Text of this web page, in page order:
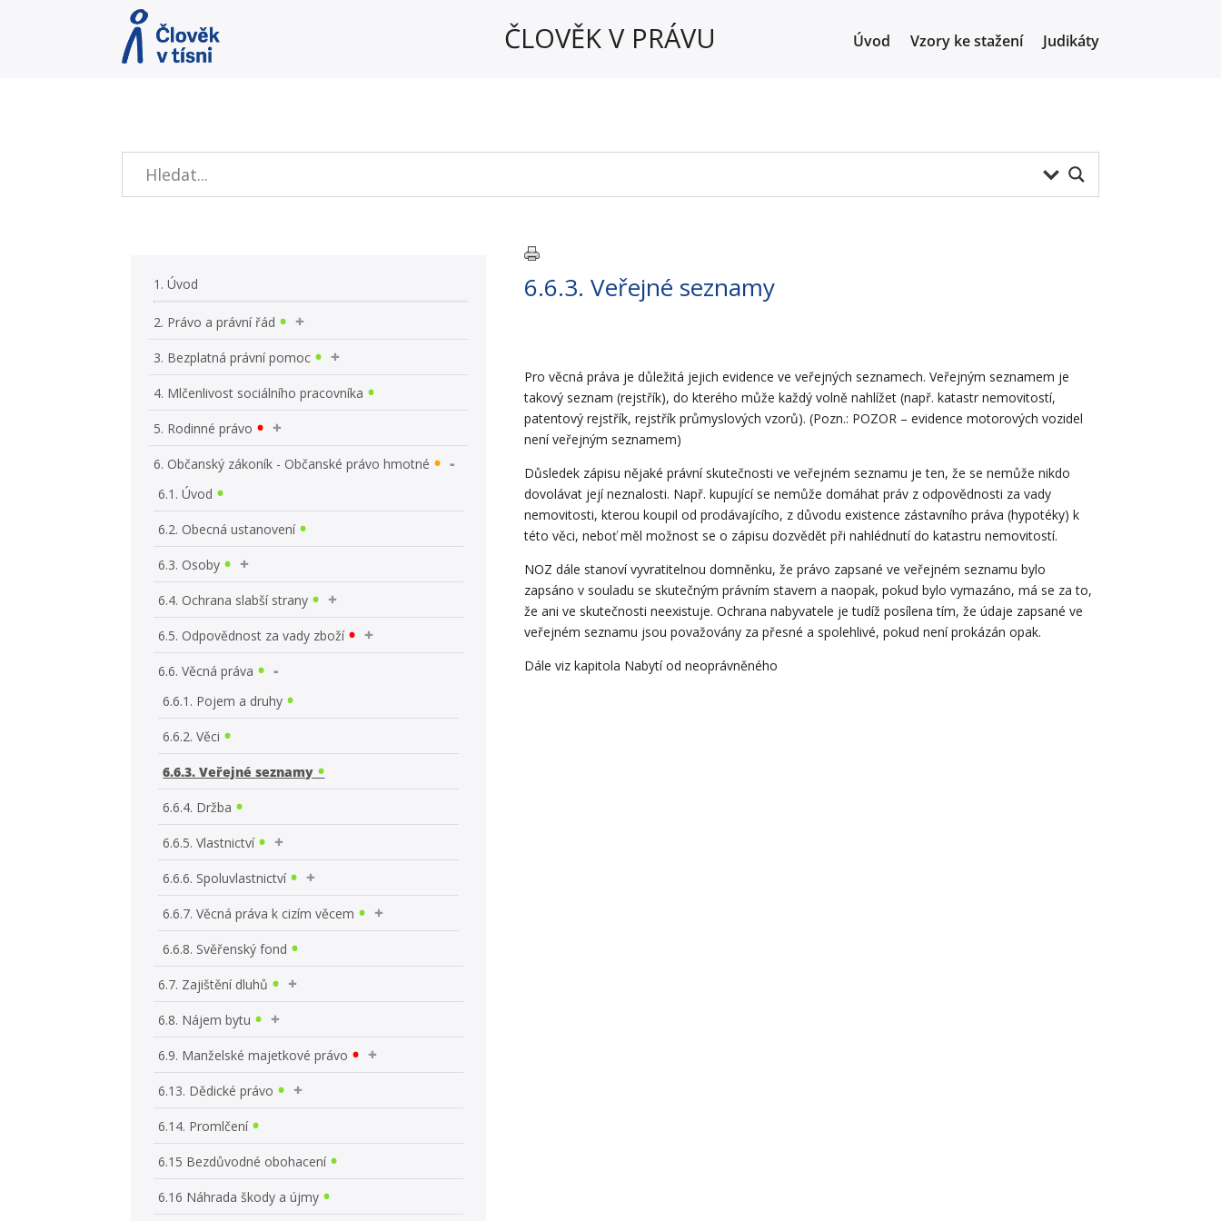
ČLOVĚK V PRÁVU Úvod Vzory ke stažení Judikáty
1. Úvod
2. Právo a právní řád
3. Bezplatná právní pomoc
4. Mlčenlivost sociálního pracovníka
5. Rodinné právo
6. Občanský zákoník - Občanské právo hmotné
6.1. Úvod
6.2. Obecná ustanovení
6.3. Osoby
6.4. Ochrana slabší strany
6.5. Odpovědnost za vady zboží
6.6. Věcná práva
6.6.1. Pojem a druhy
6.6.2. Věci
6.6.3. Veřejné seznamy
6.6.4. Držba
6.6.5. Vlastnictví
6.6.6. Spoluvlastnictví
6.6.7. Věcná práva k cizím věcem
6.6.8. Svěřenský fond
6.7. Zajištění dluhů
6.8. Nájem bytu
6.9. Manželské majetkové právo
6.13. Dědické právo
6.14. Promlčení
6.15 Bezdůvodné obohacení
6.16 Náhrada škody a újmy
6.6.3. Veřejné seznamy
Pro věcná práva je důležitá jejich evidence ve veřejných seznamech. Veřejným seznamem je
takový seznam (rejstřík), do kterého může každý volně nahlížet (např. katastr nemovitostí,
patentový rejstřík, rejstřík průmyslových vzorů). (Pozn.: POZOR – evidence motorových vozidel
není veřejným seznamem)
Důsledek zápisu nějaké právní skutečnosti ve veřejném seznamu je ten, že se nemůže nikdo
dovolávat její neznalosti. Např. kupující se nemůže domáhat práv z odpovědnosti za vady
nemovitosti, kterou koupil od prodávajícího, z důvodu existence zástavního práva (hypotéky) k
této věci, neboť měl možnost se o zápisu dozvědět při nahlédnutí do katastru nemovitostí.
NOZ dále stanoví vyvratitelnou domněnku, že právo zapsané ve veřejném seznamu bylo
zapsáno v souladu se skutečným právním stavem a naopak, pokud bylo vymazáno, má se za to,
že ani ve skutečnosti neexistuje. Ochrana nabyvatele je tudíž posílena tím, že údaje zapsané ve
veřejném seznamu jsou považovány za přesné a spolehlivé, pokud není prokázán opak.
Dále viz kapitola Nabytí od neoprávněného